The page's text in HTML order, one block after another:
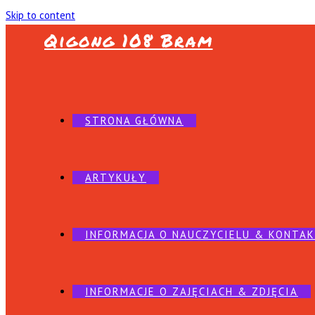
Skip to content
Qigong 108 Bram
STRONA GŁÓWNA
ARTYKUŁY
INFORMACJA O NAUCZYCIELU &
INFORMACJE O ZAJĘCIACH & ZDJĘCIA